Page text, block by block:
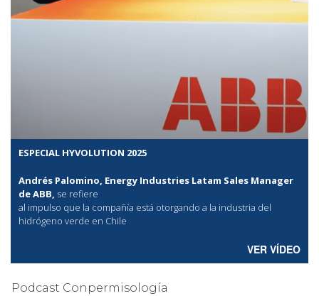
ESPECIAL HYVOLUTION 2025
Andrés Palomino, Energy Industries Latam Sales Manager
de ABB, se refiere
al impulso que la compañía está otorgando a la industria del
hidrógeno verde en Chile
VER VÍDEO
Podcast Conpermisología